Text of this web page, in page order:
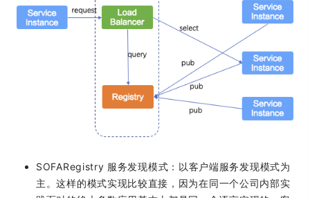
SOFARegistry 服务发现模式：以客户端服务发现模式为
主。这样的模式实现比较直接，因为在同一个公司内部实